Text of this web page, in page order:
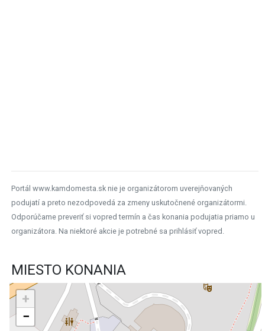
Portál www.kamdomesta.sk nie je organizátorom uverejňovaných
podujatí a preto nezodpovedá za zmeny uskutočnené organizátormi.
Odporúčame preveriť si vopred termín a čas konania podujatia priamo u
organizátora. Na niektoré akcie je potrebné sa prihlásiť vopred.
MIESTO KONANIA
+
−